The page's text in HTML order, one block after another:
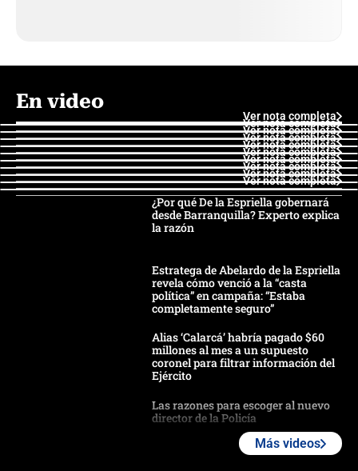
En video
Ver nota completa
Ver nota completa
Ver nota completa
Ver nota completa
Ver nota completa
Ver nota completa
Ver nota completa
Ver nota completa
Ver nota completa
Ver nota completa
¿Por qué De la Espriella gobernará
desde Barranquilla? Experto explica
la razón
Estratega de Abelardo de la Espriella
revela cómo venció a la “casta
política” en campaña: “Estaba
completamente seguro”
Alias ‘Calarcá’ habría pagado $60
millones al mes a un supuesto
coronel para filtrar información del
Ejército
Las razones para escoger al nuevo
director de la Policía
Más videos